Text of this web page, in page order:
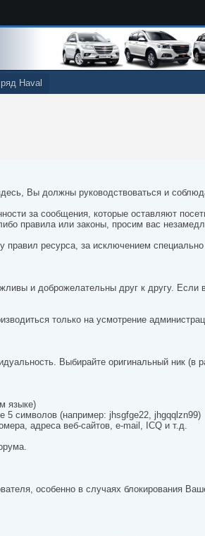
Haval
Вы должны руководствоваться и
за сообщения, которые оставляют
правила или законы, просим вас
правил ресурса, за исключением
и доброжелательны друг к другу.
только на усмотрение
Выбирайте оригинальный ник
языке)
символов (например: jhsgfge22, jhgqqlzn99)
адреса веб-сайтов, e-mail, ICQ и т.д.
особенно в случаях блокирования